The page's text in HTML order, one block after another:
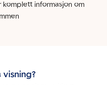
informasjon om
visning?